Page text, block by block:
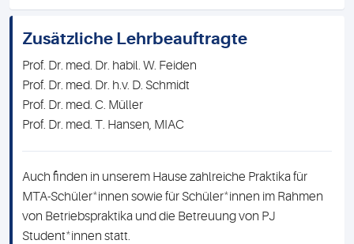
Zusätzliche Lehrbeauftragte
Prof. Dr. med. Dr. habil. W. Feiden
Prof. Dr. med. Dr. h.v. D. Schmidt
Prof. Dr. med. C. Müller
Prof. Dr. med. T. Hansen, MIAC
Auch finden in unserem Hause zahlreiche Praktika für
MTA-Schüler*innen sowie für Schüler*innen im Rahmen
von Betriebspraktika und die Betreuung von PJ
Student*innen statt.